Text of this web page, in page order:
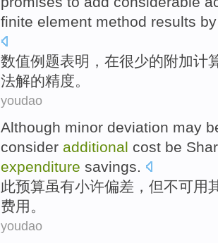
finite element method results
数值例题表明 ，在很少的附加计
法解的精度。
youdao
Although minor deviation may
consider additional cost be
expenditure savings
此预算虽有小许偏差 ， 但不可用
费用 。
youdao